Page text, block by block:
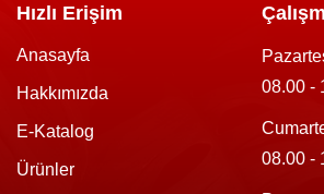
Hızlı Erişim
Anasayfa
Hakkımızda
E-Katalog
Ürünler
08.00 -
08.00 -